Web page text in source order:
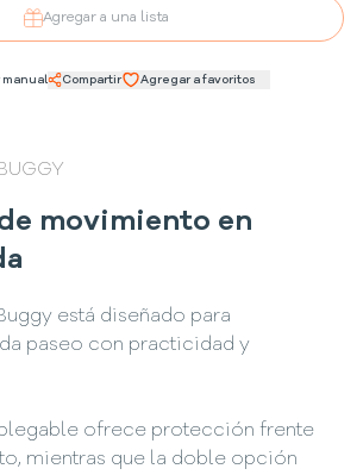
Agregar a una lista
Compartir Agregar a favoritos
movimiento en
está diseñado para
paseo con practicidad y
ofrece protección frente
mientras que la doble opción